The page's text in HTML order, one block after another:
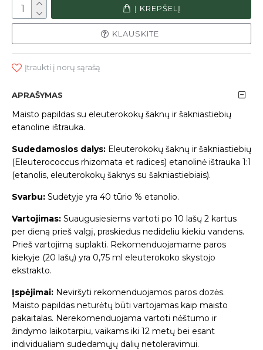
Į KREPŠELĮ
KLAUSKITE
Įtraukti į norų sąrašą
APRAŠYMAS
Maisto papildas su eleuterokokų šaknų ir šakniastiebių
etanoline ištrauka.
Sudedamosios dalys: Eleuterokokų šaknų ir šakniastiebių
(Eleuterococcus rhizomata et radices) etanolinė ištrauka 1:1
(etanolis, eleuterokokų šaknys su šakniastiebiais).
Svarbu: Sudėtyje yra 40 tūrio % etanolio.
Vartojimas: Suaugusiesiems vartoti po 10 lašų 2 kartus
per dieną prieš valgį, praskiedus nedideliu kiekiu vandens.
Prieš vartojimą suplakti. Rekomenduojamame paros
kiekyje (20 lašų) yra 0,75 ml eleuterokoko skystojo
ekstrakto.
Įspėjimai: Neviršyti rekomenduojamos paros dozės.
Maisto papildas neturėtų būti vartojamas kaip maisto
pakaitalas. Nerekomenduojama vartoti nėštumo ir
žindymo laikotarpiu, vaikams iki 12 metų bei esant
individualiam sudedamųjų dalių netoleravimui.